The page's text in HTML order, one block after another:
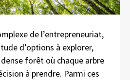
de l’entrepreneuriat,
d’options à explorer,
forêt où chaque arbre
à prendre. Parmi ces